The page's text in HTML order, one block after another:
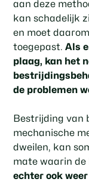
aan deze
kan schadelijk
en moet
toegepast.Als
plaag, kan het
de problemen
Bestrijding van
mechanische
dweilen, kan
mate waarin de
echter ook